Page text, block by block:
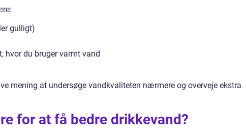
gulligt)
hvor du bruger varmt vand
mening at undersøge vandkvaliteten nærmere og overveje ekstra
for at få bedre drikkevand?